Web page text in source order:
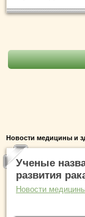
Новости медицины и
Ученые
развития
Новости